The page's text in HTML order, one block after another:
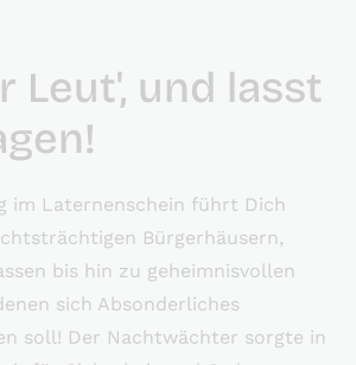
Leut', und lasst
im Laternenschein führt Dich
Bürgerhäusern,
bis hin zu geheimnisvollen
sich Absonderliches
soll! Der Nachtwächter sorgte in